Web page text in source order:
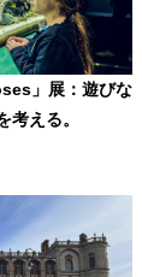
」展：遊びな
考える。